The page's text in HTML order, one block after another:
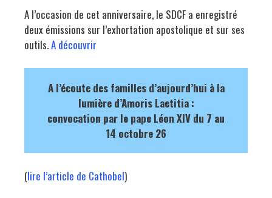
A l’occasion de cet anniversaire, le SDCF a enregistré
deux émissions sur l’exhortation apostolique et sur ses
outils.A découvrir
A l’écoute des familles d’aujourd’hui à la
lumière d’Amoris Laetitia :
convocation par le pape Léon XIV du 7 au
14 octobre 26
(lire l’article de Cathobel)